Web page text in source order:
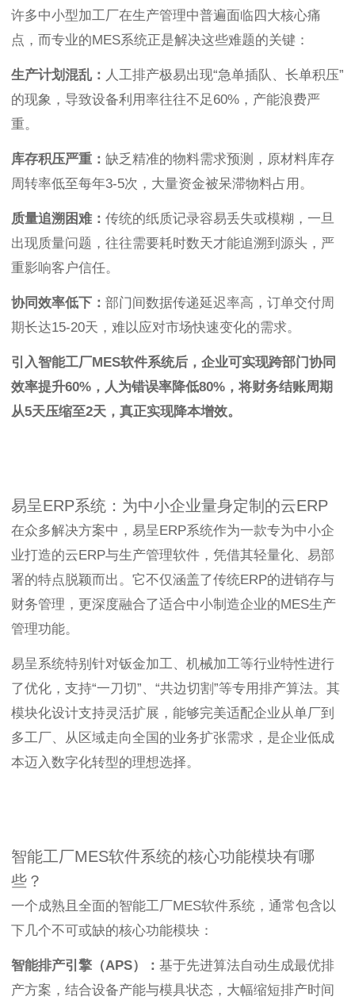
许多中小型加工厂在生产管理中普遍面临四大核心痛
点，而专业的MES系统正是解决这些难题的关键：
生产计划混乱： 人工排产极易出现“急单插队、长单积压”
的现象，导致设备利用率往往不足60%，产能浪费严
重。
库存积压严重： 缺乏精准的物料需求预测，原材料库存
周转率低至每年3-5次，大量资金被呆滞物料占用。
质量追溯困难： 传统的纸质记录容易丢失或模糊，一旦
出现质量问题，往往需要耗时数天才能追溯到源头，严
重影响客户信任。
协同效率低下： 部门间数据传递延迟率高，订单交付周
期长达15-20天，难以应对市场快速变化的需求。
引入智能工厂MES软件系统后，企业可实现跨部门协同
效率提升60%，人为错误率降低80%，将财务结账周期
从5天压缩至2天，真正实现降本增效。
易呈ERP系统：为中小企业量身定制的云ERP
在众多解决方案中，易呈ERP系统作为一款专为中小企
业打造的云ERP与生产管理软件，凭借其轻量化、易部
署的特点脱颖而出。它不仅涵盖了传统ERP的进销存与
财务管理，更深度融合了适合中小制造企业的MES生产
管理功能。
易呈系统特别针对钣金加工、机械加工等行业特性进行
了优化，支持“一刀切”、“共边切割”等专用排产算法。其
模块化设计支持灵活扩展，能够完美适配企业从单厂到
多工厂、从区域走向全国的业务扩张需求，是企业低成
本迈入数字化转型的理想选择。
智能工厂MES软件系统的核心功能模块有哪
些？
一个成熟且全面的智能工厂MES软件系统，通常包含以
下几个不可或缺的核心功能模块：
智能排产引擎（APS）： 基于先进算法自动生成最优排
产方案，结合设备产能与模具状态，大幅缩短排产时间